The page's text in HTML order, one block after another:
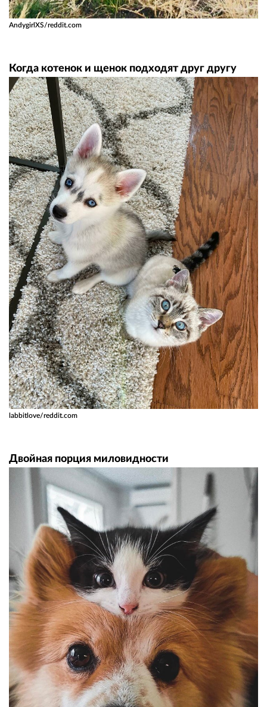
AndygirlXS/reddit.com
Когда котенок и щенок подходят друг другу
labbitlove/reddit.com
Двойная порция миловидности